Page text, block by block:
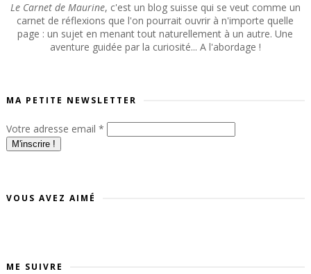
Le Carnet de Maurine, c'est un blog suisse qui se veut comme un
carnet de réflexions que l'on pourrait ouvrir à n'importe quelle
page : un sujet en menant tout naturellement à un autre. Une
aventure guidée par la curiosité... A l'abordage !
MA PETITE NEWSLETTER
Votre adresse email *
VOUS AVEZ AIMÉ
ME SUIVRE